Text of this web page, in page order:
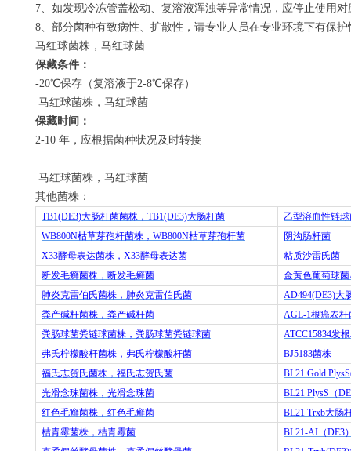
7 、如发现冷冻管盖松动、复溶液浑浊等异常情况，应停止使用
8 、部分菌种有致病性、扩散性，请专业人员在专业环境下有保
马红球菌株，马红球菌
保藏条件：
-20℃保存（复溶液于2-8℃保存）
马红球菌株，马红球菌
保藏时间：
2-10 年，应根据菌种状况及时转接
马红球菌株，马红球菌
其他菌株：
TB1(DE3)大肠杆菌菌株， TB1(DE3)大肠杆菌
乙型溶血性链
WB800N枯草芽孢杆菌株， WB800N枯草芽孢杆菌
阴沟肠杆菌
X33酵母表达菌株， X33酵母表达菌
粘质沙雷氏菌
断发毛癣菌株，断发毛癣菌
金黄色葡萄球菌
肺炎克雷伯氏菌株，肺炎克雷伯氏菌
AD494(DE3)大
粪产碱杆菌株，粪产碱杆菌
AGL-1根癌农杆
粪肠球菌粪链球菌株，粪肠球菌粪链球菌
ATCC15834发
弗氏柠檬酸杆菌株，弗氏柠檬酸杆菌
BJ5183菌株
福氏志贺氏菌株，福氏志贺氏菌
BL21 Gold
光滑念珠菌株，光滑念珠菌
BL21 PlysS （
红色毛癣菌株，红色毛癣菌
BL21 Trxb大肠
桔青霉菌株，桔青霉菌
BL21-AI （DE3